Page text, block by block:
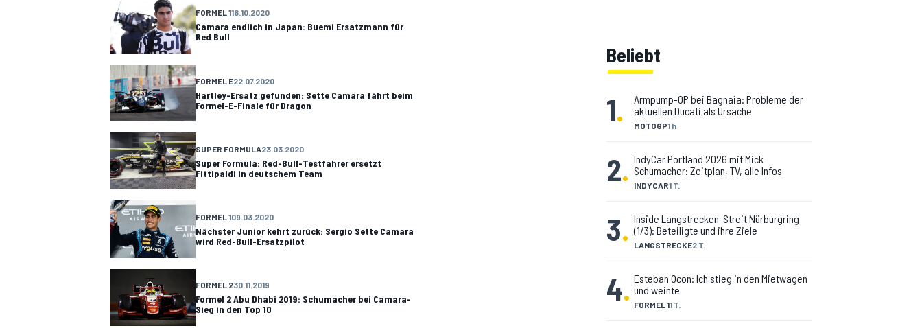
FORMEL 116.10.2020
Camara endlich in Japan: Buemi Ersatzmann für
Red Bull
FORMEL E22.07.2020
Hartley-Ersatz gefunden: Sette Camara fährt beim
Formel-E-Finale für Dragon
SUPER FORMULA23.03.2020
Super Formula: Red-Bull-Testfahrer ersetzt
Fittipaldi in deutschem Team
FORMEL 109.03.2020
Nächster Junior kehrt zurück: Sergio Sette Camara
wird Red-Bull-Ersatzpilot
FORMEL 230.11.2019
Formel 2 Abu Dhabi 2019: Schumacher bei Camara-
Sieg in den Top 10
Beliebt
1. MOTOGP1 h
Armpump-OP bei Bagnaia: Probleme der
aktuellen Ducati als Ursache
2. INDYCAR1 T.
IndyCar Portland 2026 mit Mick
Schumacher: Zeitplan, TV, alle Infos
3. LANGSTRECKE2 T.
Inside Langstrecken-Streit Nürburgring
(1/3): Beteiligte und ihre Ziele
4. FORMEL 11 T.
Esteban Ocon: Ich stieg in den Mietwagen
und weinte